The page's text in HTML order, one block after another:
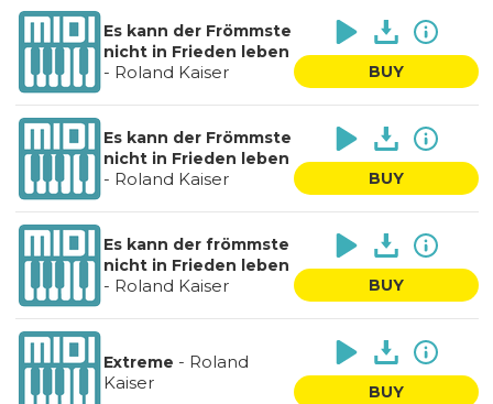
Es kann der Frömmste
nicht in Frieden leben
- Roland Kaiser BUY
Es kann der Frömmste
nicht in Frieden leben
- Roland Kaiser BUY
Es kann der frömmste
nicht in Frieden leben
- Roland Kaiser BUY
Extreme - Roland
Kaiser
BUY